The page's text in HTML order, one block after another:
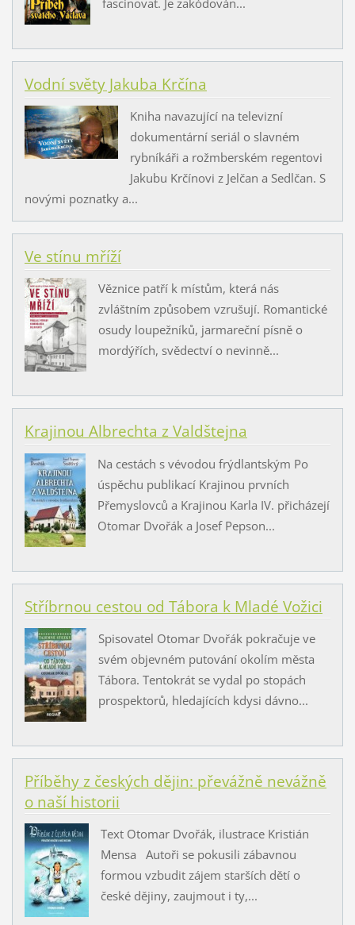
fascinovat. Je zakódován...
Vodní světy Jakuba Krčína
Kniha navazující na televizní
dokumentární seriál o slavném
rybníkáři a rožmberském regentovi
Jakubu Krčínovi z Jelčan a Sedlčan. S
novými poznatky a...
Ve stínu mříží
Věznice patří k místům, která nás
zvláštním způsobem vzrušují. Romantické
osudy loupežníků, jarmareční písně o
mordýřích, svědectví o nevinně...
Krajinou Albrechta z Valdštejna
Na cestách s vévodou frýdlantským Po
úspěchu publikací Krajinou prvních
Přemyslovců a Krajinou Karla IV. přicházejí
Otomar Dvořák a Josef Pepson...
Stříbrnou cestou od Tábora k Mladé Vožici
Spisovatel Otomar Dvořák pokračuje ve
svém objevném putování okolím města
Tábora. Tentokrát se vydal po stopách
prospektorů, hledajících kdysi dávno...
Příběhy z českých dějin: převážně nevážně
o naší historii
Text Otomar Dvořák, ilustrace Kristián
Mensa Autoři se pokusili zábavnou
formou vzbudit zájem starších dětí o
české dějiny, zaujmout i ty,...